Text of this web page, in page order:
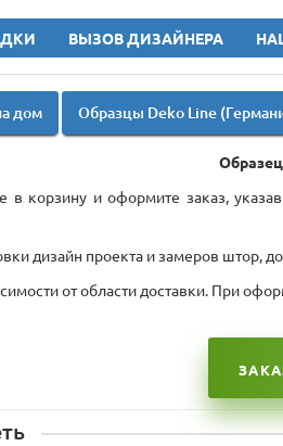
ВЫЗОВ ДИЗАЙНЕРА
дом Образцы Deko Line
в корзину и оформите заказ,
дизайн проекта и замеров штор,
от области доставки. При